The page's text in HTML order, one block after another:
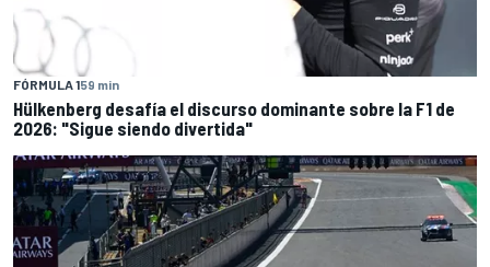
FÓRMULA 159 min
Hülkenberg desafía el discurso dominante sobre la F1 de
2026: "Sigue siendo divertida"